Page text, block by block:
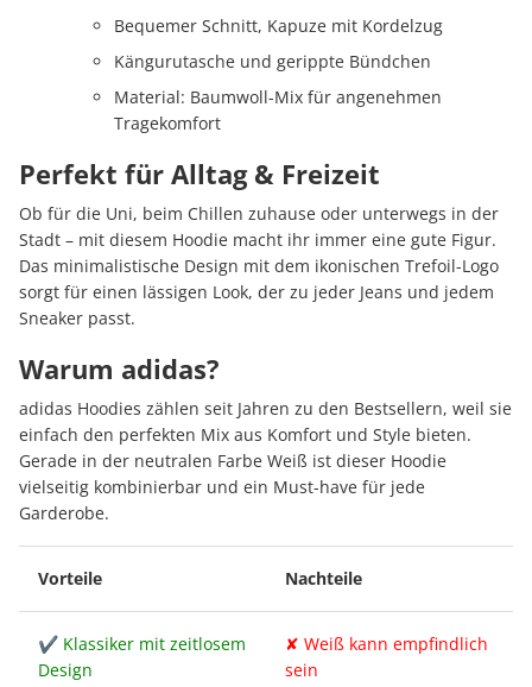
Bequemer Schnitt, Kapuze mit Kordelzug
Kängurutasche und gerippte Bündchen
Material: Baumwoll-Mix für angenehmen
Tragekomfort
Perfekt für Alltag & Freizeit
Ob für die Uni, beim Chillen zuhause oder unterwegs in der
Stadt – mit diesem Hoodie macht ihr immer eine gute Figur.
Das minimalistische Design mit dem ikonischen Trefoil-Logo
sorgt für einen lässigen Look, der zu jeder Jeans und jedem
Sneaker passt.
Warum adidas?
adidas Hoodies zählen seit Jahren zu den Bestsellern, weil sie
einfach den perfekten Mix aus Komfort und Style bieten.
Gerade in der neutralen Farbe Weiß ist dieser Hoodie
vielseitig kombinierbar und ein Must-have für jede
Garderobe.
Vorteile Nachteile
✔ Klassiker mit zeitlosem
Design
✘ Weiß kann empfindlich
sein